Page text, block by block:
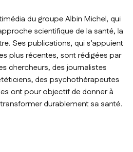
du groupe Albin Michel, qui
scientifique de la santé, la
Ses publications, qui s’appuient
plus récentes, sont rédigées par
chercheurs, des journalistes
des psychothérapeutes
ont pour objectif de donner à
durablement sa santé.